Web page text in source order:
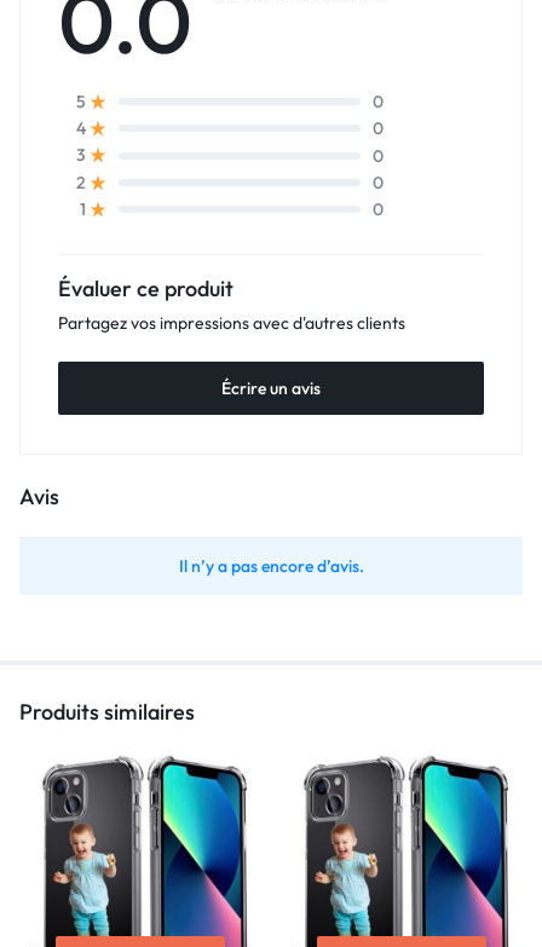
5
0
4
0
3
0
2
0
1
0
Évaluer ce produit
Partagez vos impressions avec d'autres clients
Écrire un avis
Avis
Il n’y a pas encore d’avis.
Produits similaires